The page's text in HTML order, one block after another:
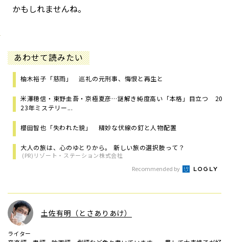
かもしれませんね。
あわせて読みたい
柚木裕子「慈雨」 巡礼の元刑事、悔恨と再生と
米澤穂信・東野圭吾・京極夏彦…謎解き純度高い「本格」目立つ 20
23年ミステリー...
櫻田智也「失われた貌」 精妙な伏線の釘と人物配置
大人の旅は、心のゆとりから。 新しい旅の選択肢って？
(PR)リゾート・ステーション株式会社
Recommended by
土佐有明（とさありあけ）
ライター